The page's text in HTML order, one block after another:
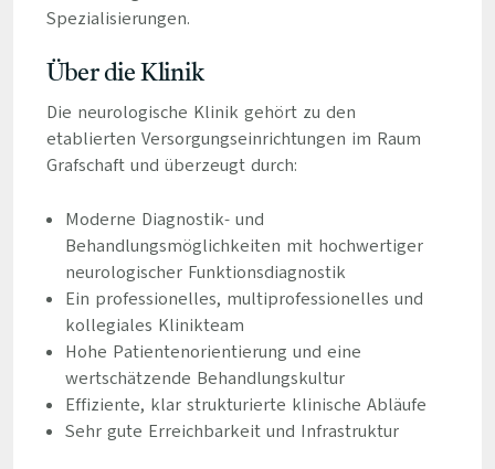
Spezialisierungen.
Über die Klinik
Die neurologische Klinik gehört zu den
etablierten Versorgungseinrichtungen im Raum
Grafschaft und überzeugt durch:
Moderne Diagnostik- und
Behandlungsmöglichkeiten mit hochwertiger
neurologischer Funktionsdiagnostik
Ein professionelles, multiprofessionelles und
kollegiales Klinikteam
Hohe Patientenorientierung und eine
wertschätzende Behandlungskultur
Effiziente, klar strukturierte klinische Abläufe
Sehr gute Erreichbarkeit und Infrastruktur